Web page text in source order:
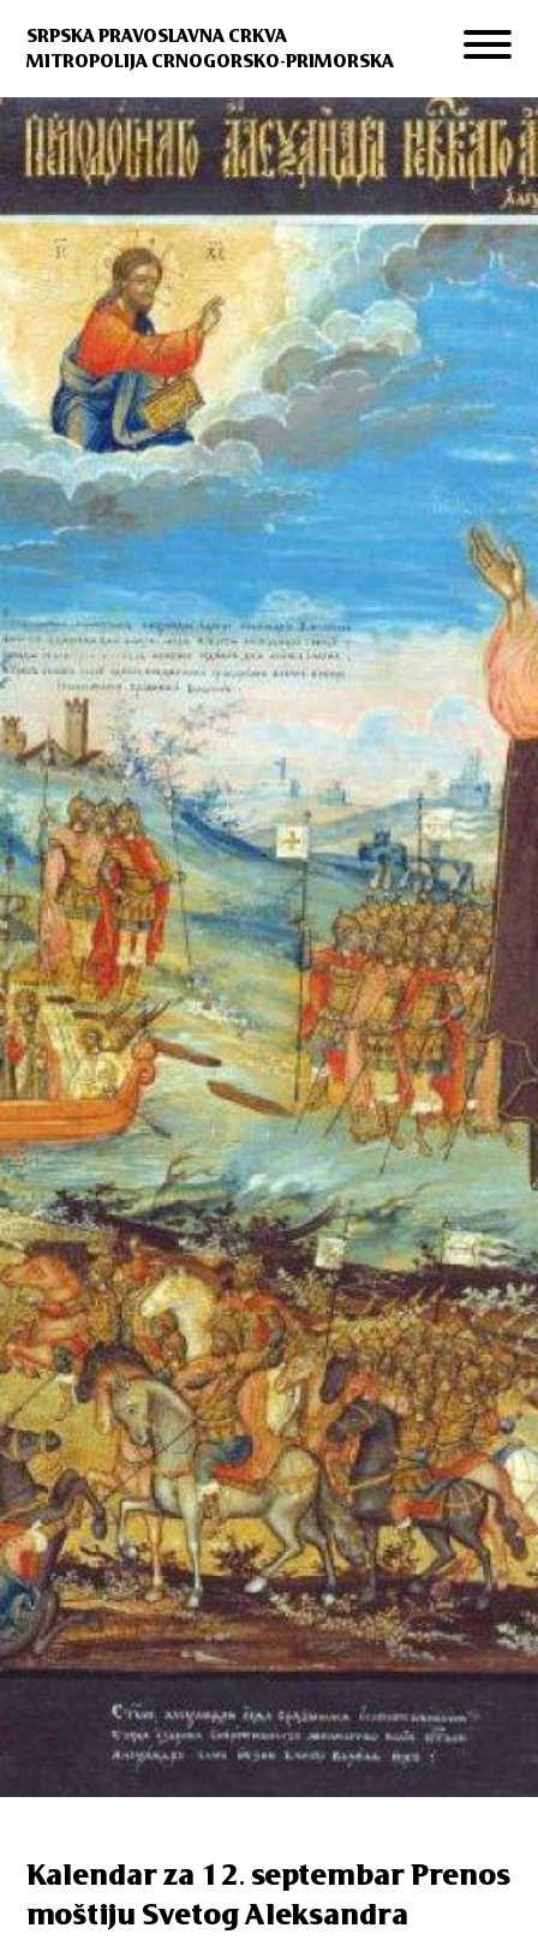
SRPSKA PRAVOSLAVNA CRKVA
MITROPOLIJA CRNOGORSKO-PRIMORSKA
Kalendar za 12. septembar Prenos
moštiju Svetog Aleksandra